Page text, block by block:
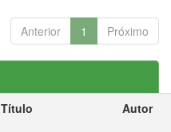
Anterior 1 Próximo
Título Autor